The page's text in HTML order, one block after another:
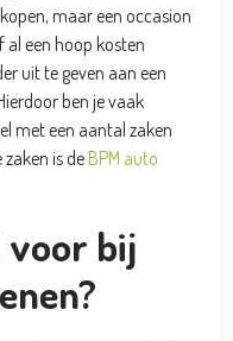
maar een occasion
al een hoop kosten
uit te geven aan een
ben je vaak
met een aantal zaken
is de BPM auto
voor bij